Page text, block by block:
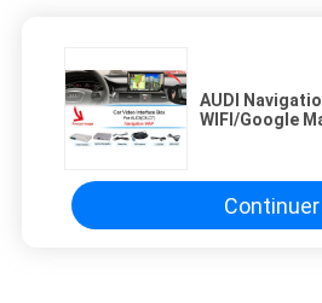
AUDI
WIFI/Google
Continuer